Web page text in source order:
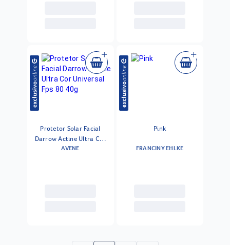
Protetor Solar Facial
Darrow Actine Ultra Cor
Universal Fps 80 40g
AVENE
Pink
FRANCINY EHLKE